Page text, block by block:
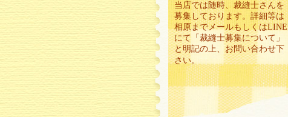
当店では随時、裁縫士さんを
募集しております。詳細等は
相原までメールもしくはLINE
にて「裁縫士募集について」
と明記の上、お問い合わせ下
さい。